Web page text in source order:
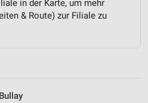
in der Karte, um mehr
& Route) zur Filiale zu